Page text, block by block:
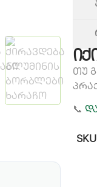
თუ
📞
SKU